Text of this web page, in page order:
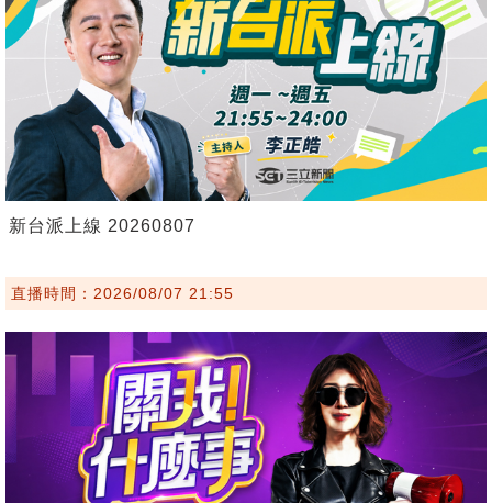
新台派上線 20260807
直播時間：2026/08/07 21:55